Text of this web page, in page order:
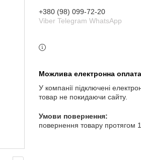
+380 (98) 099-72-20
Viber Telegram WhatsApp
У компанії підключені
товар не покидаючи сайту.
повернення товару протягом